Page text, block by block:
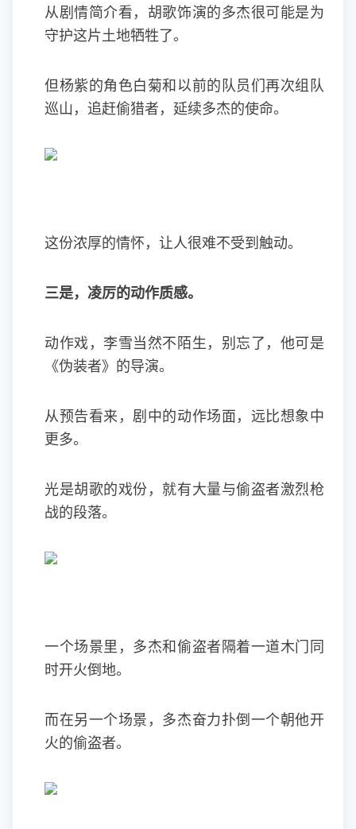
从剧情简介看，胡歌饰演的多杰很可能是为
守护这片土地牺牲了。
但杨紫的角色白菊和以前的队员们再次组队
巡山，追赶偷猎者，延续多杰的使命。
这份浓厚的情怀，让人很难不受到触动。
三是，凌厉的动作质感。
动作戏，李雪当然不陌生，别忘了，他可是
《伪装者》的导演。
从预告看来，剧中的动作场面，远比想象中
更多。
光是胡歌的戏份，就有大量与偷盗者激烈枪
战的段落。
一个场景里，多杰和偷盗者隔着一道木门同
时开火倒地。
而在另一个场景，多杰奋力扑倒一个朝他开
火的偷盗者。